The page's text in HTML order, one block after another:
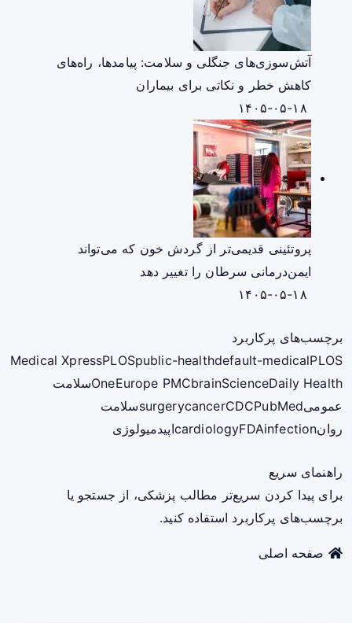
آتش‌سوزی‌های جنگلی و سلامت: پیامدها، راه‌های
کاهش خطر و نکاتی برای بیماران
پروتئینی قدیمی‌تر از گردش خون که می‌تواند
ایمن‌درمانی سرطان را تغییر دهد
برچسب‌های پرکاربرد
Medical XpressPLOSpublic-healthdefault-medicalPLOS
OneEurope PMCbrainScienceDaily Health
سلامت
عمومی
surgerycancerCDCPubMed
سلامت
روان
cardiologyFDAinfection اپیدمیولوژی
راهنمای سریع
برای پیدا کردن سریع‌تر مطالب پزشکی، از جستجو یا
برچسب‌های پرکاربرد استفاده کنید.
صفحه اصلی